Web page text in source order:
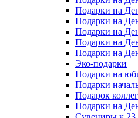
Подарки на
Подарки на
Подарки на
Подарки на
Подарки на
Эко-подарки
Подарки на
Подарки
Подарок
Подарки на